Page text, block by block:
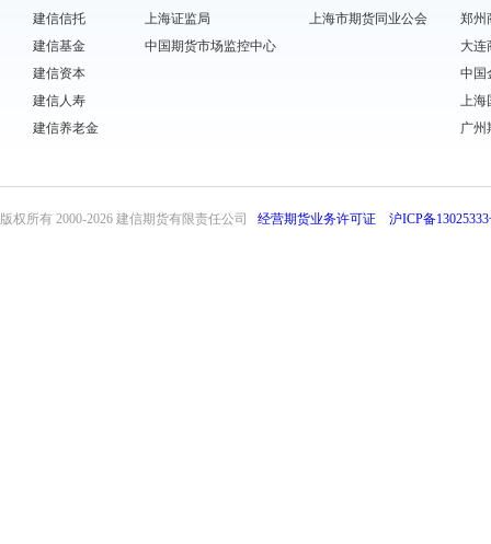
建信信托
建信基金
建信资本
建信人寿
建信养老金
上海证监局
中国期货市场监控中心
上海市期货同业公会
郑州
大连
中国
上海
广州
版权所有 2000-2026 建信期货有限责任公司 经营期货业务许可证 沪ICP备